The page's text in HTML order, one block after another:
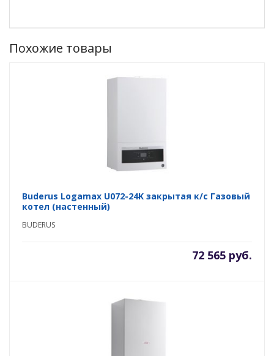
Похожие товары
Buderus Logamax U072-24K закрытая к/с Газовый
котел (настенный)
BUDERUS
72 565 руб.